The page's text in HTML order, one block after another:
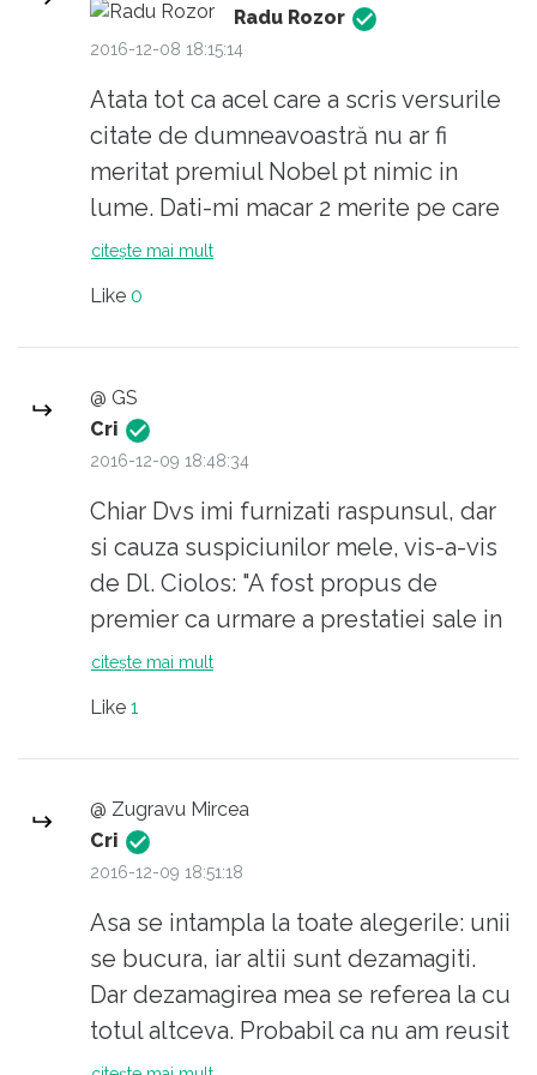
Radu Rozor
2016-12-08 18:15:14
Atata tot ca acel care a scris versurile
citate de dumneavoastră nu ar fi
meritat premiul Nobel pt nimic in
lume. Dati-mi macar 2 merite pe care
Dragnea si ceata lui le au pt a devenii
sacrificiu enorm de vreme ce nu am
votat stanga niciodată).
citește mai mult
Like 0
@ GS
Cri
2016-12-09 18:48:34
Chiar Dvs imi furnizati raspunsul, dar
si cauza suspiciunilor mele, vis-a-vis
de Dl. Ciolos: "A fost propus de
premier ca urmare a prestatiei sale in
functia de comisar european."
"propusii" ! Din cate stiu eu, dupa
demisia premierului, in acord cu
legislatia noastra, Parlamentul
dezbate si decide prin vot un candidat
de Prim Ministru, la propunerea
majoritatii parlamentare.
Daca Dvs aveti cunostinta de o
asemenea dezbatere, ei bine, eu unul
citește mai mult
Like 1
@ Zugravu Mircea
Cri
2016-12-09 18:51:18
Asa se intampla la toate alegerile: unii
se bucura, iar altii sunt dezamagiti.
Dar dezamagirea mea se referea la cu
totul altceva. Probabil ca nu am reusit
sa ma exprim foarte limpede.